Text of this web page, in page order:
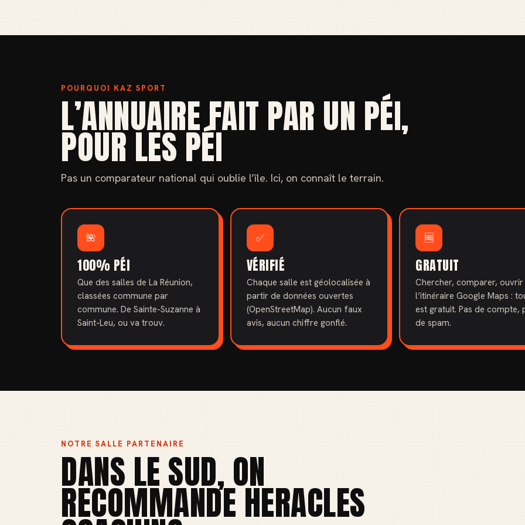
POURQUOI KAZ SPORT
L’ANNUAIRE FAIT PAR UN PÉI,
POUR LES PÉI
Pas un comparateur national qui oublie l’île. Ici, on connaît le terrain.
🌺
100% PÉI
Que des salles de La Réunion,
classées commune par
commune. De Sainte-Suzanne à
Saint-Leu, ou va trouv.
✅
VÉRIFIÉ
Chaque salle est géolocalisée à
partir de données ouvertes
(OpenStreetMap). Aucun faux
avis, aucun chiffre gonflé.
🆓
GRATUIT
Chercher, comparer, ouvrir
l’itinéraire Google Maps :
est gratuit. Pas de compte,
de spam.
NOTRE SALLE PARTENAIRE
DANS LE SUD, ON
RECOMMANDE HERACLES